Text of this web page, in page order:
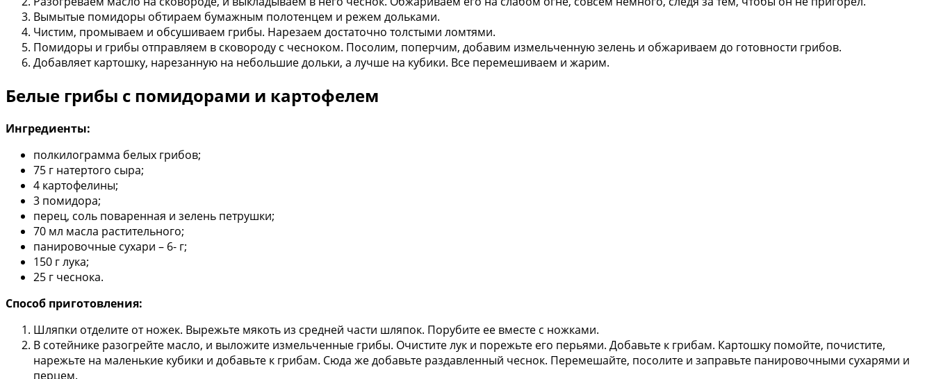
Вымытые помидоры обтираем бумажным полотенцем и режем дольками.
Чистим, промываем и обсушиваем грибы. Нарезаем достаточно толстыми ломтями.
Помидоры и грибы отправляем в сковороду с чесноком. Посолим, поперчим, добавим измельченную зелень и обжариваем до готовности грибов.
Добавляет картошку, нарезанную на небольшие дольки, а лучше на кубики. Все перемешиваем и жарим.
Белые грибы с помидорами и картофелем
Ингредиенты:
полкилограмма белых грибов;
75 г натертого сыра;
4 картофелины;
3 помидора;
перец, соль поваренная и зелень петрушки;
70 мл масла растительного;
панировочные сухари – 6- г;
150 г лука;
25 г чеснока.
Способ приготовления:
Шляпки отделите от ножек. Вырежьте мякоть из средней части шляпок. Порубите ее вместе с ножками.
В сотейнике разогрейте масло, и выложите измельченные грибы. Очистите лук и порежьте его перьями. Добавьте к грибам. Картошку помойте, почистите,
нарежьте на маленькие кубики и добавьте к грибам. Сюда же добавьте раздавленный чеснок. Перемешайте, посолите и заправьте панировочными сухарями и
перцем.